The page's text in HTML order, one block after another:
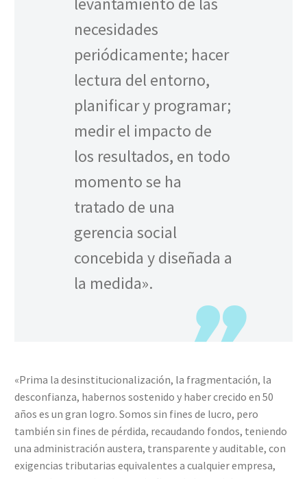
necesidades
periódicamente; hacer
lectura del entorno,
planificar y programar;
medir el impacto de
los resultados, en todo
momento se ha
tratado de una
gerencia social
concebida y diseñada a
la medida».
«Prima la desinstitucionalización, la fragmentación, la
desconfianza, habernos sostenido y haber crecido en 50
años es un gran logro. Somos sin fines de lucro, pero
también sin fines de pérdida, recaudando fondos, teniendo
una administración austera, transparente y auditable, con
exigencias tributarias equivalentes a cualquier empresa,